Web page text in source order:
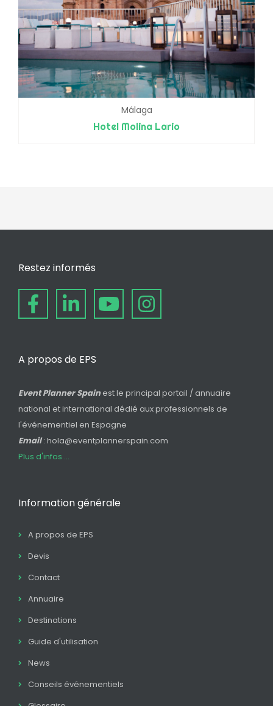
Málaga
Hotel Molina Lario
Restez informés
A propos de EPS
Event Planner Spain est le principal portail / annuaire
national et international dédié aux professionnels de
l'événementiel en Espagne
Email: hola@eventplannerspain.com
Plus d'infos ...
Information générale
A propos de EPS
Devis
Contact
Annuaire
Destinations
Guide d'utilisation
News
Conseils événementiels